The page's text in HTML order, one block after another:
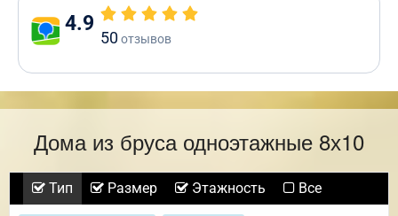
4.9
50отзывов
Дома из бруса одноэтажные 8х10
Тип Размер Этажность Все